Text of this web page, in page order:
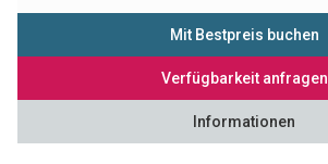
Mit Bestpreis buchen
Verfügbarkeit anfragen
Informationen